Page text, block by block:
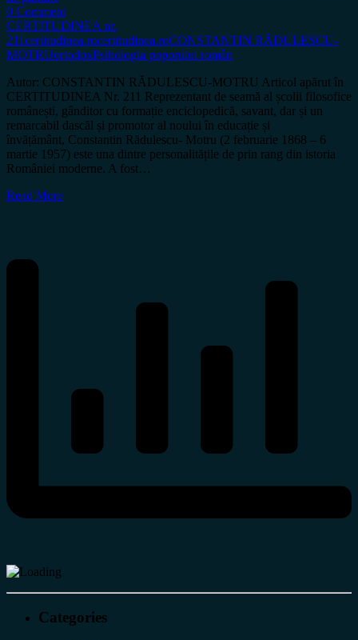
0 Comment
CERTITUDINEA nr.
211certitudinea.rocertitudinea.roCONSTANTIN RĂDULESCU-
MOTRUortodoxPsihologia poporului român
Autor: CONSTANTIN RĂDULESCU-MOTRU Articol apărut în
CERTITUDINEA Nr. 211 Reprezentant de seamă al școlii filosofice
românești, gânditor cu formație enciclopedică, savant, dar și un
remarcabil dascăl și promotor al noului în educație și
învățământ, Constantin Rădulescu- Motru (2 februarie 1868 – 6
martie 1957) este una dintre personalitățile de prin rang din istoria
României moderne. A fost…
Read More
Categories